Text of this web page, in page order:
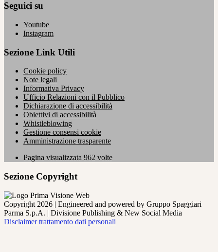
Seguici su
Youtube
Instagram
Sezione Link Utili
Cookie policy
Note legali
Informativa Privacy
Ufficio Relazioni con il Pubblico
Dichiarazione di accessibilità
Obiettivi di accessibilità
Whistleblowing
Gestione consensi cookie
Amministrazione trasparente
Pagina visualizzata 962 volte
Sezione Copyright
Copyright 2026 | Engineered and powered by Gruppo Spaggiari
Parma S.p.A. | Divisione Publishing & New Social Media
Disclaimer trattamento dati personali